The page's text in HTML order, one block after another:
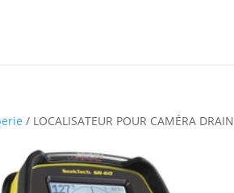
/ LOCALISATEUR POUR CAMÉRA DRAIN